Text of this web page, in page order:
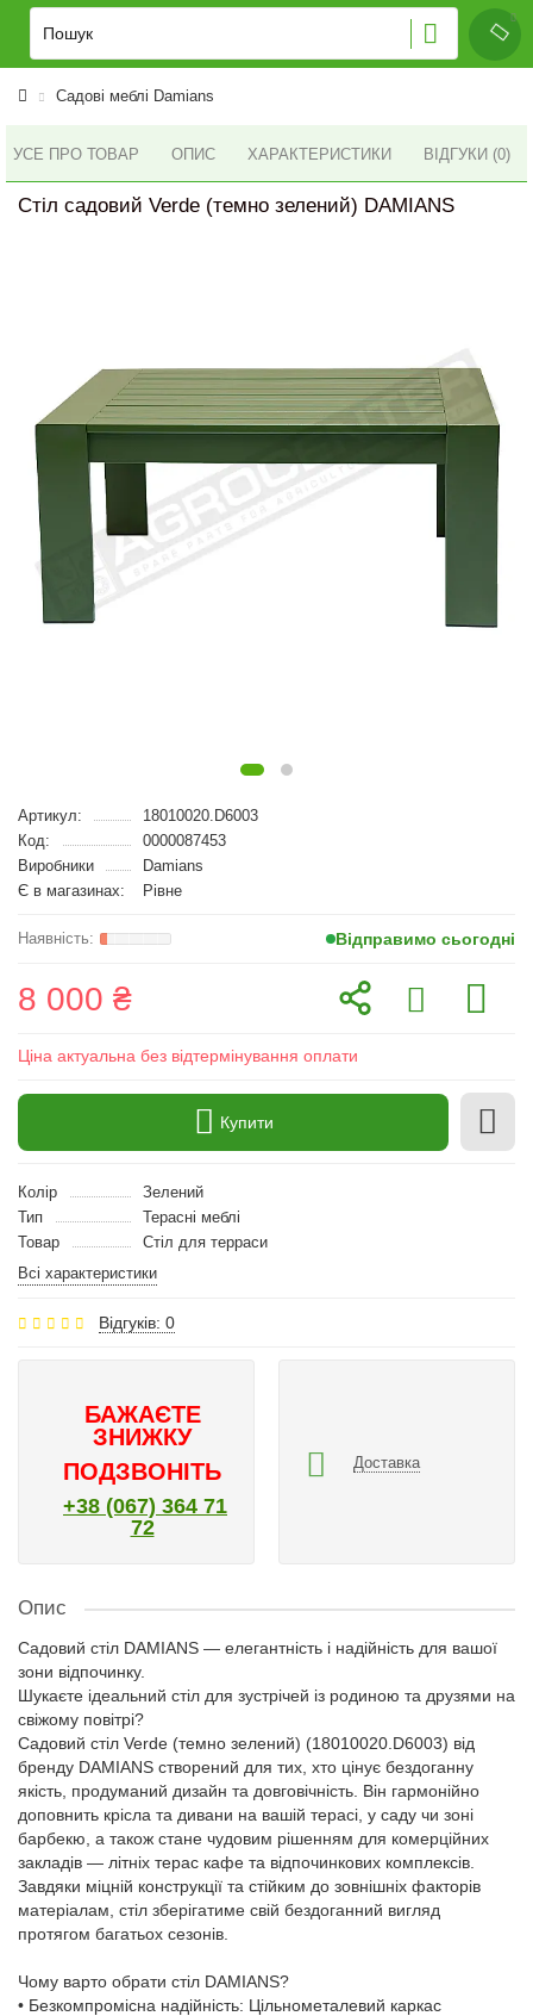
Садові меблі Damians
УСЕ ПРО ТОВАР ОПИС ХАРАКТЕРИСТИКИ ВІДГУКИ (0)
Стіл садовий Verde (темно зелений) DAMIANS
Артикул:
18010020.D6003
Код:
0000087453
Виробники
Damians
Є в магазинах:
Рівне
Відправимо сьогодні
8 000 ₴
Ціна актуальна без відтермінування оплати
Купити
Колір
Зелений
Тип
Терасні меблі
Товар
Стіл для терраси
Всі характеристики
Відгуків: 0
БАЖАЄТЕ
ЗНИЖКУ
ПОДЗВОНІТЬ
+38 (067) 364 71
72
Доставка
Опис
Садовий стіл DAMIANS — елегантність і надійність для вашої
зони відпочинку.
Шукаєте ідеальний стіл для зустрічей із родиною та друзями на
свіжому повітрі?
Садовий стіл Verde (темно зелений) (18010020.D6003) від
бренду DAMIANS створений для тих, хто цінує бездоганну
якість, продуманий дизайн та довговічність. Він гармонійно
доповнить крісла та дивани на вашій терасі, у саду чи зоні
барбекю, а також стане чудовим рішенням для комерційних
закладів — літніх терас кафе та відпочинкових комплексів.
Завдяки міцній конструкції та стійким до зовнішніх факторів
матеріалам, стіл зберігатиме свій бездоганний вигляд
протягом багатьох сезонів.
Чому варто обрати стіл DAMIANS?
• Безкомпромісна надійність: Цільнометалевий каркас